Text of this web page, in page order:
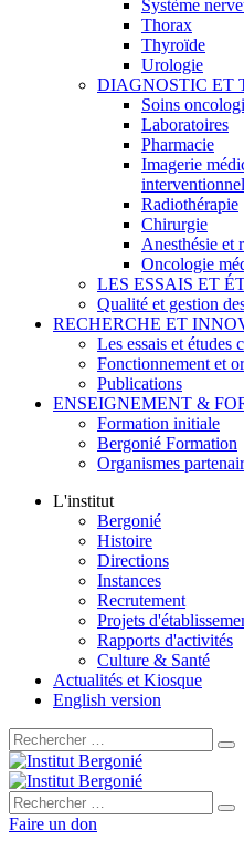
Système
Thorax
Thyroïde
Urologie
DIAGNOSTIC ET
Soins
Laboratoires
Pharmacie
Imagerie
Radiothérapie
Chirurgie
Anesthésie et
Oncologie
LES ESSAIS ET
Qualité et gestion
RECHERCHE ET
Les essais et études
Fonctionnement et
Publications
ENSEIGNEMENT &
Formation initiale
Bergonié Formation
Organismes
L'institut
Bergonié
Histoire
Directions
Instances
Recrutement
Projets
Rapports d'activités
Culture & Santé
Actualités et Kiosque
English version
Rechercher :
Rechercher :
Faire un don